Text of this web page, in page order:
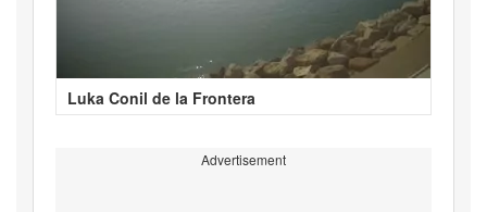
Luka Conil de la Frontera
Advertisement